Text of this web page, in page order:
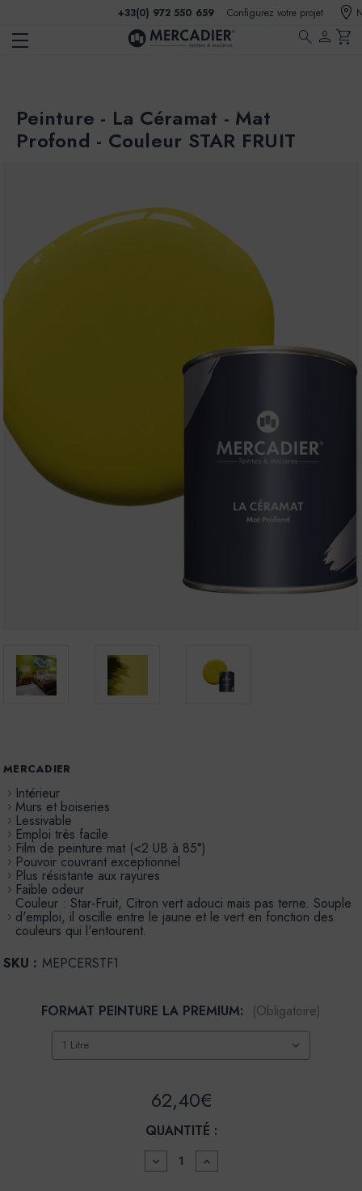
+33(0) 972 550 659 Configurez votre projet
search person shopping_cart
Peinture - La Céramat - Mat
Profond - Couleur STAR FRUIT
MERCADIER
Intérieur
Murs et boiseries
Lessivable
Emploi très facile
Film de peinture mat (<2 UB à 85°)
Pouvoir couvrant exceptionnel
Plus résistante aux rayures
Faible odeur
Couleur : Star-Fruit, Citron vert adouci mais pas terne. Souple
d'emploi, il oscille entre le jaune et le vert en fonction des
couleurs qui l'entourent.
SKU : MEPCERSTF1
FORMAT PEINTURE LA PREMIUM: (Obligatoire)
62,40€
QUANTITÉ :
DIMINUER
LA
AUGMENTER
LA